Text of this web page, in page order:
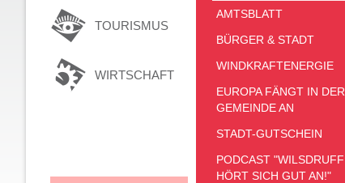
TOURISMUS
WIRTSCHAFT
AMTSBLATT
BÜRGER & STADT
WINDKRAFTENERGIE
EUROPA FÄNGT IN DER
GEMEINDE AN
STADT-GUTSCHEIN
PODCAST "WILSDRUFF
HÖRT SICH GUT AN!"